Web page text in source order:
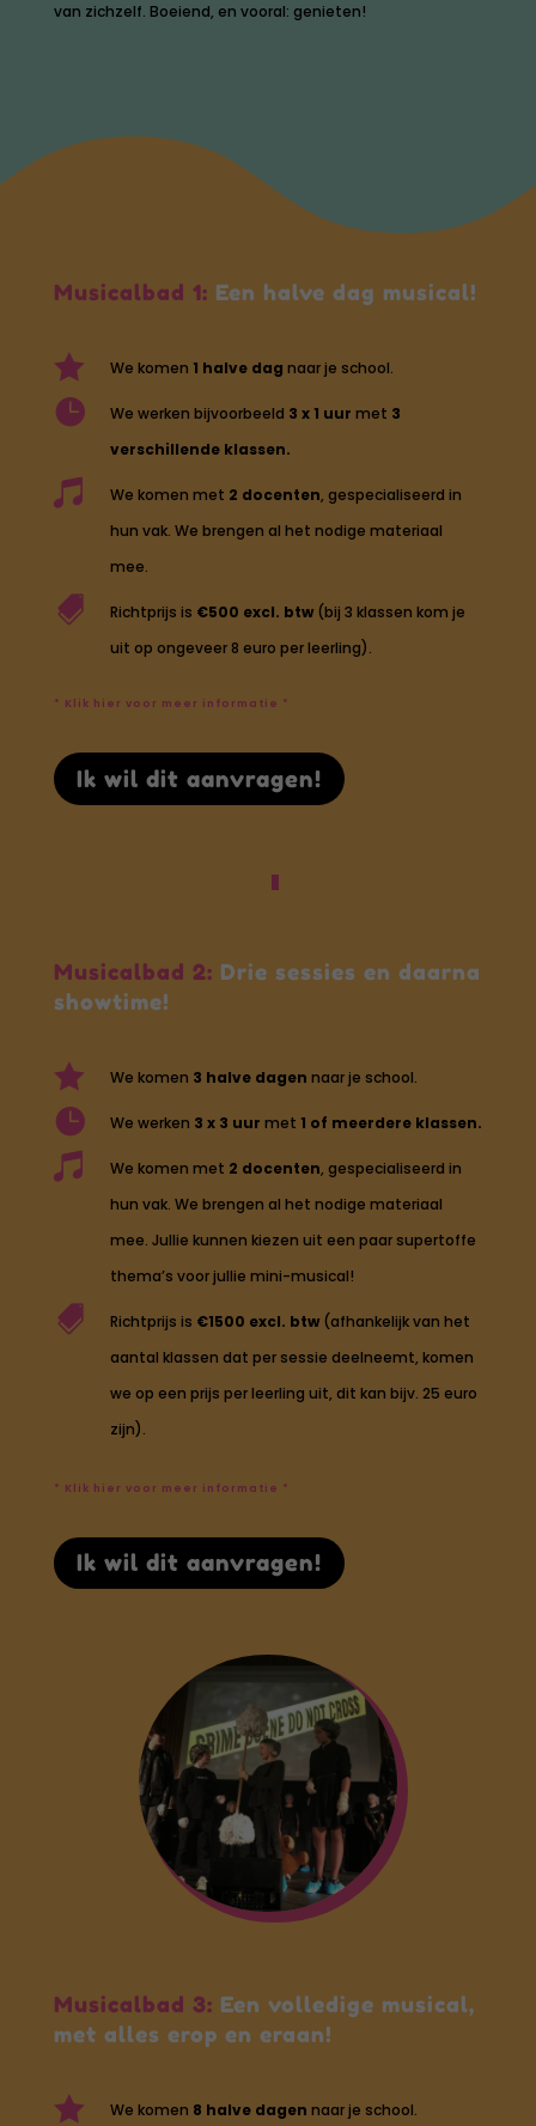
van zichzelf. Boeiend, en vooral: genieten!
Musicalbad 1: Een halve dag musical!
 We komen 1 halve dag naar je school.
 We werken bijvoorbeeld 3 x 1 uur met 3
verschillende klassen.
 We komen met 2 docenten, gespecialiseerd in
hun vak. We brengen al het nodige materiaal
mee.
 Richtprijs is €500 excl. btw (bij 3 klassen kom je
uit op ongeveer 8 euro per leerling).
* Klik hier voor meer informatie *
Ik wil dit aanvragen!
Musicalbad 2: Drie sessies en daarna
showtime!
 We komen 3 halve dagen naar je school.
 We werken 3 x 3 uur met 1 of meerdere klassen.
 We komen met 2 docenten, gespecialiseerd in
hun vak. We brengen al het nodige materiaal
mee. Jullie kunnen kiezen uit een paar supertoffe
thema’s voor jullie mini-musical!
 Richtprijs is €1500 excl. btw (afhankelijk van het
aantal klassen dat per sessie deelneemt, komen
we op een prijs per leerling uit, dit kan bijv. 25 euro
zijn).
* Klik hier voor meer informatie *
Ik wil dit aanvragen!
Musicalbad 3: Een volledige musical,
met alles erop en eraan!
 We komen 8 halve dagen naar je school.